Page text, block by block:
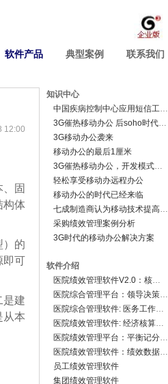
软件产品 典型案例 联系我们
12:00
固
构体
）的
即可
是建
从本
知识中心
中国疾病控制中心应用短信工资条
3G催热移动办公 后soho时代来临
3G移动办公袭来
移动办公的最后1厘米
3G催热移动办公，开发模式有待变革
轻松享受移动办远程办公
移动办公的时代已经来临
七成制造商认为移动技术提高生产率
采购绩效管理案例分析
3G时代的移动办公解决方案
软件介绍
医院绩效管理软件V2.0：核心业务系统
医院综合管理平台：领导决策分析系统
医院综合管理软件: 医务工作管理系统
医院绩效管理软件: 经济核算管理系统
医院绩效管理平台：平衡记分卡系统
医院绩效管理软件：绩效数据中心
员工绩效管理软件
集团绩效管理软件